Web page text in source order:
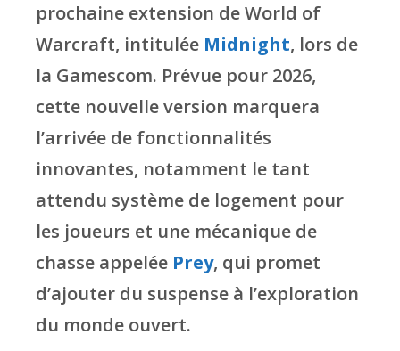
prochaine extension de World of
Warcraft, intitulée Midnight, lors de
la Gamescom. Prévue pour 2026,
cette nouvelle version marquera
l’arrivée de fonctionnalités
innovantes, notamment le tant
attendu système de logement pour
les joueurs et une mécanique de
chasse appelée Prey, qui promet
d’ajouter du suspense à l’exploration
du monde ouvert.